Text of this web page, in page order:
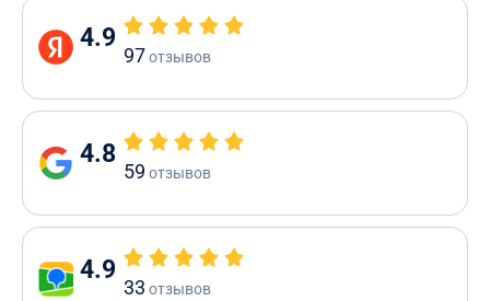
4.9
97отзывов
4.8
59 отзывов
4.9
33 отзывов